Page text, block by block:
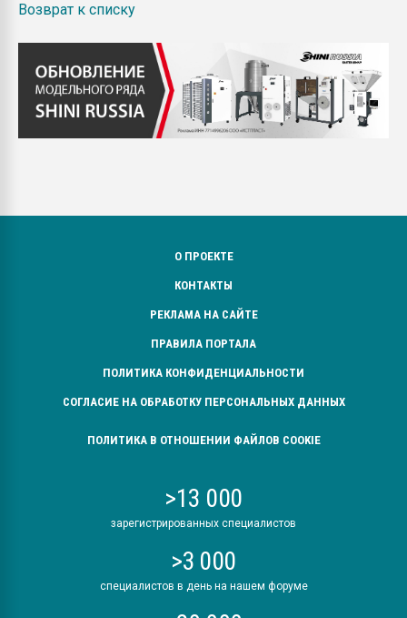
Возврат к списку
О ПРОЕКТЕ
КОНТАКТЫ
РЕКЛАМА НА САЙТЕ
ПРАВИЛА ПОРТАЛА
ПОЛИТИКА КОНФИДЕНЦИАЛЬНОСТИ
СОГЛАСИЕ НА ОБРАБОТКУ ПЕРСОНАЛЬНЫХ ДАННЫХ
ПОЛИТИКА В ОТНОШЕНИИ ФАЙЛОВ COOKIE
>13 000
зарегистрированных специалистов
>3 000
специалистов в день на нашем форуме